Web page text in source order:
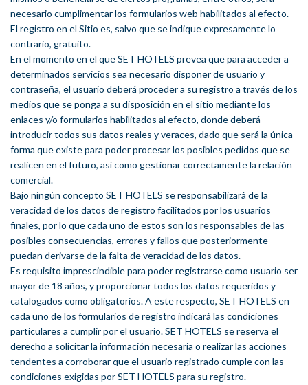
necesario cumplimentar los formularios web habilitados al efecto.
El registro en el Sitio es, salvo que se indique expresamente lo
contrario, gratuito.
En el momento en el que SET HOTELS prevea que para acceder a
determinados servicios sea necesario disponer de usuario y
contraseña, el usuario deberá proceder a su registro a través de los
medios que se ponga a su disposición en el sitio mediante los
enlaces y/o formularios habilitados al efecto, donde deberá
introducir todos sus datos reales y veraces, dado que será la única
forma que existe para poder procesar los posibles pedidos que se
realicen en el futuro, así como gestionar correctamente la relación
comercial.
Bajo ningún concepto SET HOTELS se responsabilizará de la
veracidad de los datos de registro facilitados por los usuarios
finales, por lo que cada uno de estos son los responsables de las
posibles consecuencias, errores y fallos que posteriormente
puedan derivarse de la falta de veracidad de los datos.
Es requisito imprescindible para poder registrarse como usuario ser
mayor de 18 años, y proporcionar todos los datos requeridos y
catalogados como obligatorios. A este respecto, SET HOTELS en
cada uno de los formularios de registro indicará las condiciones
particulares a cumplir por el usuario. SET HOTELS se reserva el
derecho a solicitar la información necesaria o realizar las acciones
tendentes a corroborar que el usuario registrado cumple con las
condiciones exigidas por SET HOTELS para su registro.